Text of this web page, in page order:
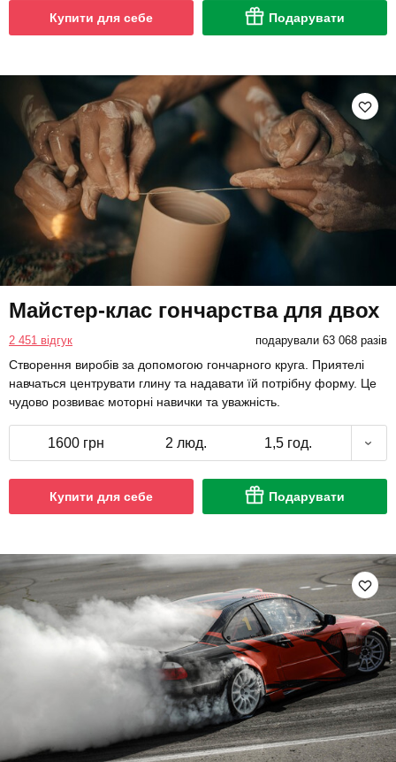
Купити для себе Подарувати
Майстер-клас гончарства для двох
2 451 відгук подарували 63 068 разів
Створення виробів за допомогою гончарного круга. Приятелі
навчаться центрувати глину та надавати їй потрібну форму. Це
чудово розвиває моторні навички та уважність.
1600 грн 2 люд. 1,5 год.
Купити для себе Подарувати